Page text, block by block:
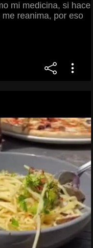
mi medicina, si hace
reanima, por eso